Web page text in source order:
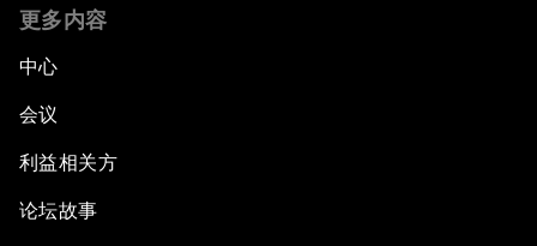
更多内容
中心
会议
利益相关方
论坛故事